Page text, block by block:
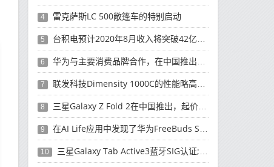
4 雷克萨斯LC 500敞篷车的特别启动
5 台积电预计2020年8月收入将突破42亿美元，创历史新高
6 华为与主要消费品牌合作，在中国推出采用HarmonyOS 2.0的智能家居产品
7 联发科技Dimensity 1000C的性能略高于Snapdragon 765G
8 三星Galaxy Z Fold 2在中国推出，起价为16,999元
9 在AI Life应用中发现了华为FreeBuds Studio耳机
10 三星Galaxy Tab Active3蓝牙SIG认证; 发布可能快要结束了